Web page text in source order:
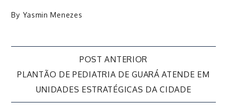
By Yasmin Menezes
Navegação
POST ANTERIOR
PLANTÃO DE PEDIATRIA DE GUARÁ ATENDE EM
UNIDADES ESTRATÉGICAS DA CIDADE